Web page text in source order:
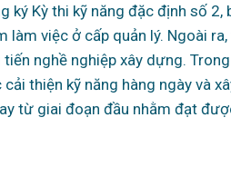
ký Kỳ thi kỹ năng đặc định số 2,
việc ở cấp quản lý. Ngoài
nghề nghiệp xây dựng.
thiện kỹ năng hàng ngày và
từ giai đoạn đầu nhằm đạt